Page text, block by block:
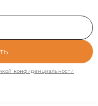
конфиденциальности